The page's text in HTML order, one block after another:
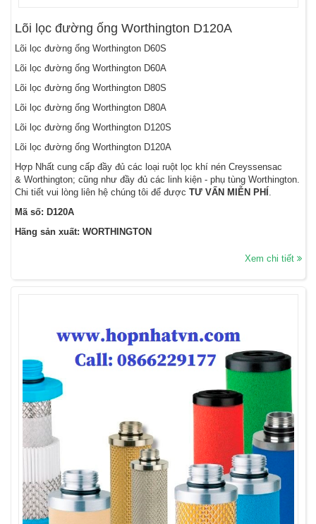
Lõi lọc đường ống Worthington D120A
Lõi lọc đường ống Worthington D60S
Lõi lọc đường ống Worthington D60A
Lõi lọc đường ống Worthington D80S
Lõi lọc đường ống Worthington D80A
Lõi lọc đường ống Worthington D120S
Lõi lọc đường ống Worthington D120A
Hợp Nhất cung cấp đầy đủ các loại ruột lọc khí nén Creyssensac
& Worthington; cũng như đầy đủ các linh kiện - phụ tùng Worthington.
Chi tiết vui lòng liên hệ chúng tôi để được TƯ VẤN MIỄN PHÍ
Mã số: D120A
Hãng sản xuất: WORTHINGTON
Xem chi tiết